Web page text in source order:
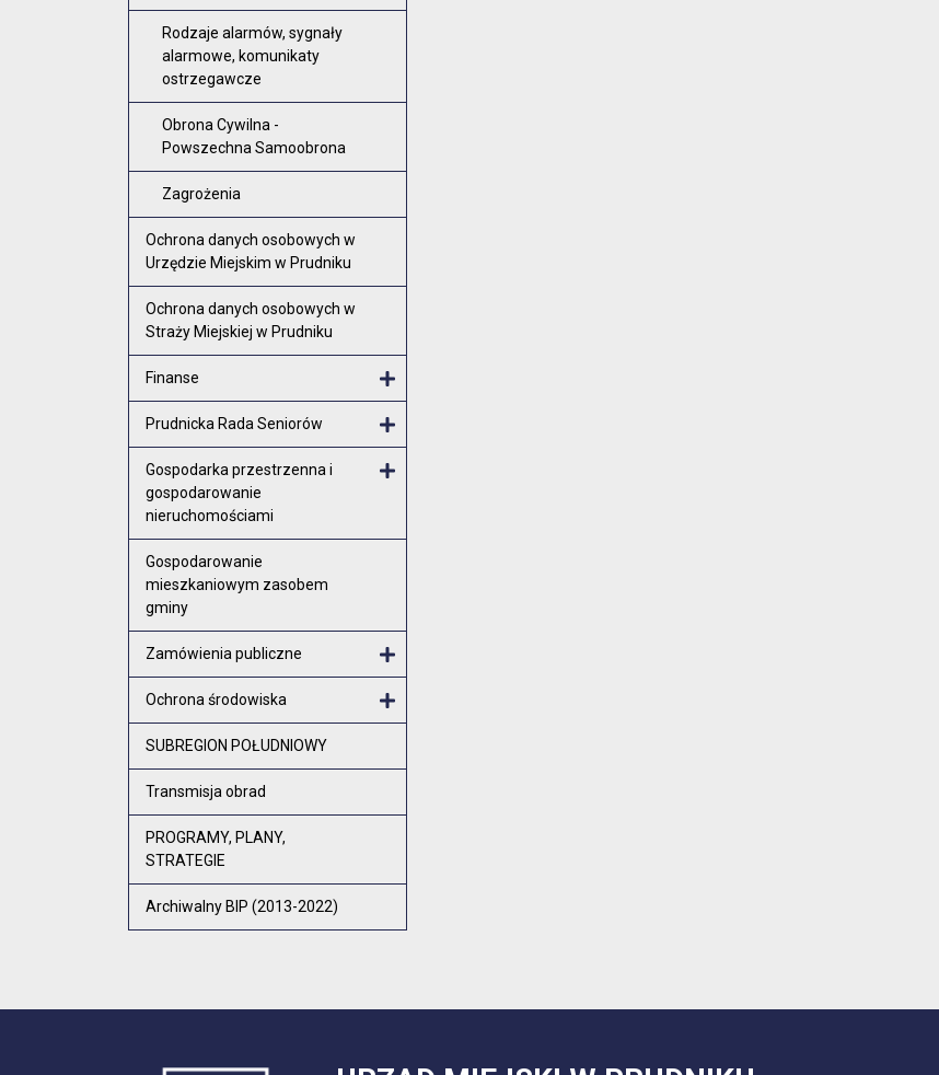
Rodzaje alarmów, sygnały
alarmowe, komunikaty
ostrzegawcze
Obrona Cywilna -
Powszechna Samoobrona
Zagrożenia
Ochrona danych osobowych w
Urzędzie Miejskim w Prudniku
Ochrona danych osobowych w
Straży Miejskiej w Prudniku
Finanse
Prudnicka Rada Seniorów
Gospodarka przestrzenna i
gospodarowanie
nieruchomościami
Gospodarowanie
mieszkaniowym zasobem
gminy
Zamówienia publiczne
Ochrona środowiska
SUBREGION POŁUDNIOWY
Transmisja obrad
PROGRAMY, PLANY,
STRATEGIE
Archiwalny BIP (2013-2022)